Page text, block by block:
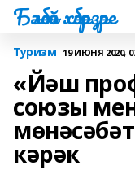
Бәләбәй хәбәрҙәре
Туризм 19 ИЮНЯ 2020,
«Йәш
союзы
кәрәк